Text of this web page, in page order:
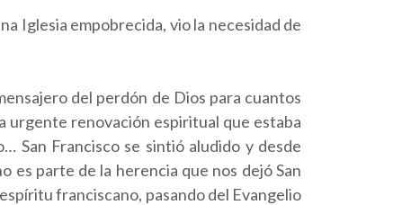
Iglesia empobrecida, vio la necesidad de
del perdón de Dios para cuantos
urgente renovación espiritual que estaba
San Francisco se sintió aludido y desde
es parte de la herencia que nos dejó San
franciscano, pasando del Evangelio